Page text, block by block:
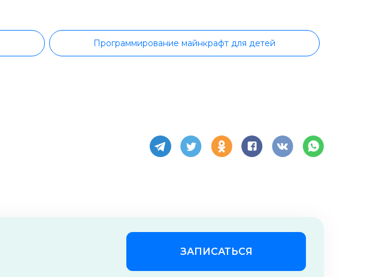
Программирование майнкрафт для детей
Scratch для детей Javascript для детей
ЗАПИСАТЬСЯ